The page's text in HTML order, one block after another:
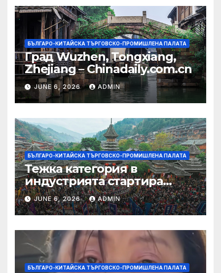
БЪЛГАРО-КИТАЙСКА ТЪРГОВСКО-ПРОМИШЛЕНА ПАЛАТА
Град Wuzhen, Tongxiang,
Zhejiang – Chinadaily.com.cn
JUNE 6, 2026 ADMIN
БЪЛГАРО-КИТАЙСКА ТЪРГОВСКО-ПРОМИШЛЕНА ПАЛАТА
Тежка категория в
индустрията стартира
алианс за космическа
слънчева енергия
JUNE 6, 2026 ADMIN
БЪЛГАРО-КИТАЙСКА ТЪРГОВСКО-ПРОМИШЛЕНА ПАЛАТА